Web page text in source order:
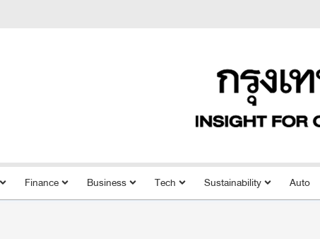
Finance Business Tech Sustainability Auto